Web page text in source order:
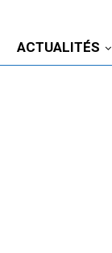
ACTUALITÉS